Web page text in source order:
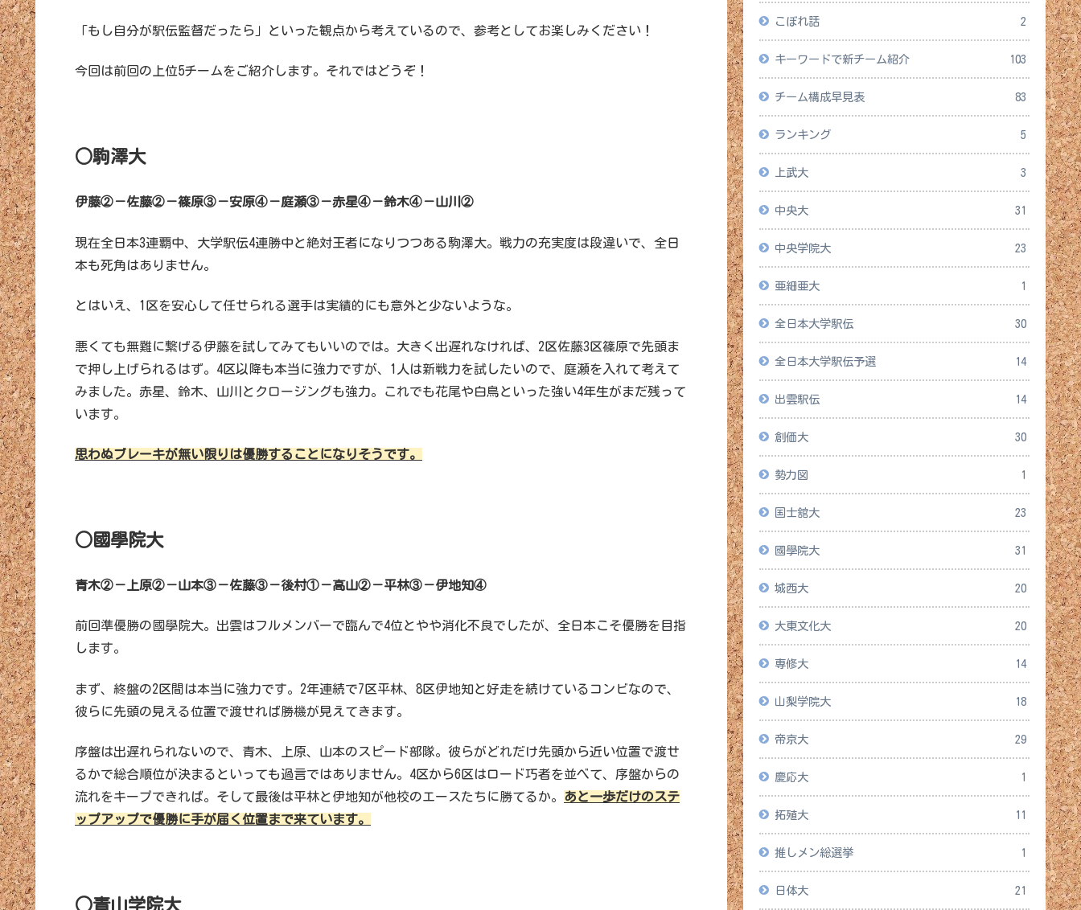
「もし自分が駅伝監督だったら」といった観点から考えているので、参考としてお楽しみください！
今回は前回の上位5チームをご紹介します。それではどうぞ！
○駒澤大
伊藤②－佐藤②－篠原③－安原④－庭瀬③－赤星④－鈴木④－山川②
現在全日本3連覇中、大学駅伝4連勝中と絶対王者になりつつある駒澤大。戦力の充実度は段違いで、全日
本も死角はありません。
とはいえ、1区を安心して任せられる選手は実績的にも意外と少ないような。
悪くても無難に繋げる伊藤を試してみてもいいのでは。大きく出遅れなければ、2区佐藤3区篠原で先頭ま
で押し上げられるはず。4区以降も本当に強力ですが、1人は新戦力を試したいので、庭瀬を入れて考えて
みました。赤星、鈴木、山川とクロージングも強力。これでも花尾や白鳥といった強い4年生がまだ残って
います。
思わぬブレーキが無い限りは優勝することになりそうです。
○國學院大
青木②－上原②－山本③－佐藤③－後村①－高山②－平林③－伊地知④
前回準優勝の國學院大。出雲はフルメンバーで臨んで4位とやや消化不良でしたが、全日本こそ優勝を目指
します。
まず、終盤の2区間は本当に強力です。2年連続で7区平林、8区伊地知と好走を続けているコンビなので、
彼らに先頭の見える位置で渡せれば勝機が見えてきます。
序盤は出遅れられないので、青木、上原、山本のスピード部隊。彼らがどれだけ先頭から近い位置で渡せ
るかで総合順位が決まるといっても過言ではありません。4区から6区はロード巧者を並べて、序盤からの
流れをキープできれば。そして最後は平林と伊地知が他校のエースたちに勝てるか。 あと一歩だけのステ
ップアップで優勝に手が届く位置まで来ています。
○青山学院大
こぼれ話 2
キーワードで新チーム紹介 103
チーム構成早見表 83
ランキング 5
上武大 3
中央大 31
中央学院大 23
亜細亜大 1
全日本大学駅伝 30
全日本大学駅伝予選 14
出雲駅伝 14
創価大 30
勢力図 1
国士舘大 23
國學院大 31
城西大 20
大東文化大 20
専修大 14
山梨学院大 18
帝京大 29
慶応大 1
拓殖大 11
推しメン総選挙 1
日体大 21